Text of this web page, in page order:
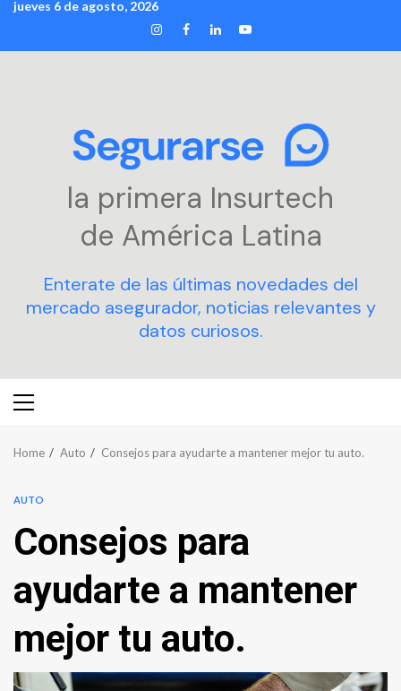
Skip
content
jueves 6 de agosto, 2026
INSTAGRAM
FACEBOOK
LINKEDIN
YOUTUBE
la primera Insurtech
de América Latina
Enterate de las últimas novedades del
mercado asegurador, noticias relevantes y
datos curiosos.
Primary
Home Auto Consejos para ayudarte a mantener mejor tu auto.
AUTO
Consejos para
ayudarte a mantener
mejor tu auto.